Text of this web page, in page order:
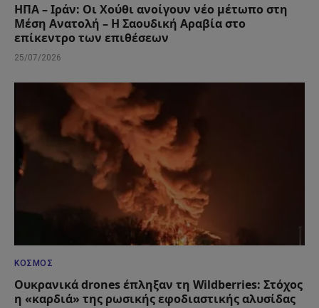
ΗΠΑ – Ιράν: Οι Χούθι ανοίγουν νέο μέτωπο στη
Μέση Ανατολή – Η Σαουδική Αραβία στο
επίκεντρο των επιθέσεων
25/07/2026
ΚΌΣΜΟΣ
Ουκρανικά drones έπληξαν τη Wildberries: Στόχος
η «καρδιά» της ρωσικής εφοδιαστικής αλυσίδας